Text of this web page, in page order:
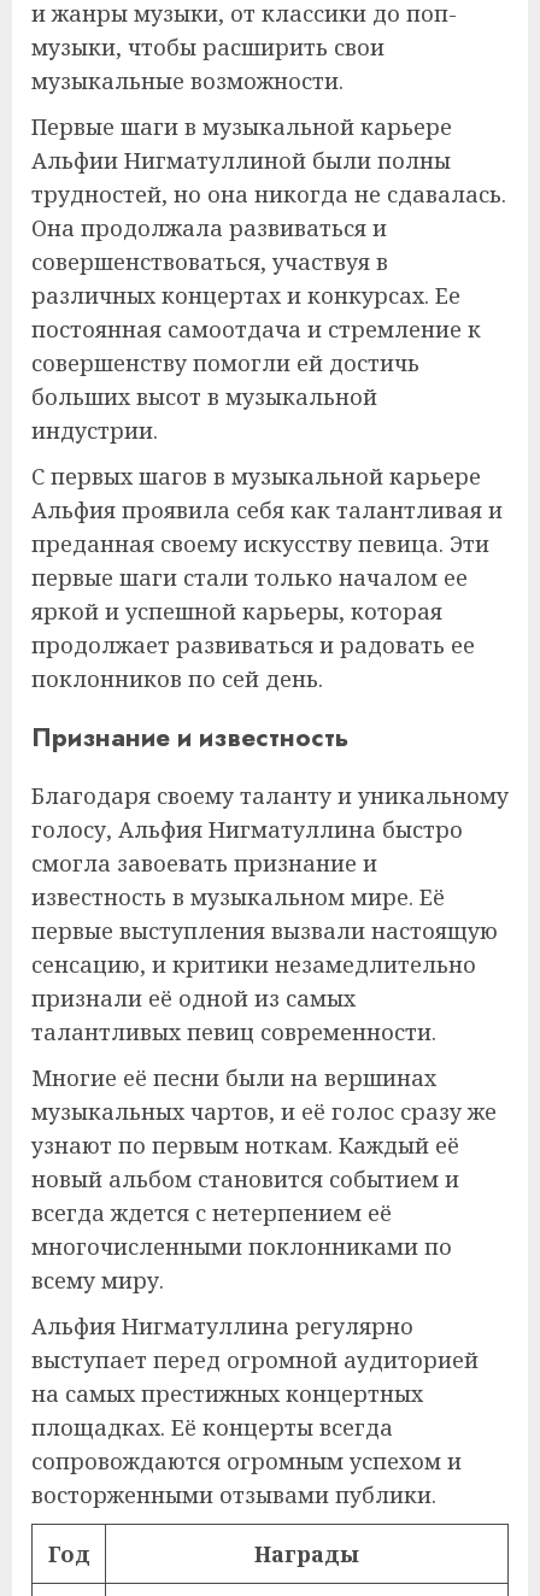
и жанры музыки, от классики до поп-
музыки, чтобы расширить свои
музыкальные возможности.
Первые шаги в музыкальной карьере
Альфии Нигматуллиной были полны
трудностей, но она никогда не сдавалась.
Она продолжала развиваться и
совершенствоваться, участвуя в
различных концертах и конкурсах. Ее
постоянная самоотдача и стремление к
совершенству помогли ей достичь
больших высот в музыкальной
индустрии.
С первых шагов в музыкальной карьере
Альфия проявила себя как талантливая и
преданная своему искусству певица. Эти
первые шаги стали только началом ее
яркой и успешной карьеры, которая
продолжает развиваться и радовать ее
поклонников по сей день.
Признание и известность
Благодаря своему таланту и уникальному
голосу, Альфия Нигматуллина быстро
смогла завоевать признание и
известность в музыкальном мире. Её
первые выступления вызвали настоящую
сенсацию, и критики незамедлительно
признали её одной из самых
талантливых певиц современности.
Многие её песни были на вершинах
музыкальных чартов, и её голос сразу же
узнают по первым ноткам. Каждый её
новый альбом становится событием и
всегда ждется с нетерпением её
многочисленными поклонниками по
всему миру.
Альфия Нигматуллина регулярно
выступает перед огромной аудиторией
на самых престижных концертных
площадках. Её концерты всегда
сопровождаются огромным успехом и
восторженными отзывами публики.
Год Награды